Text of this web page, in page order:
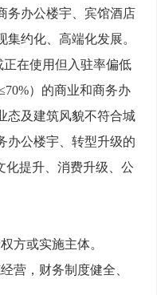
务办公楼宇 、宾馆酒店
集约化、高端化发展。
正在使用但入驻率偏低
70%）的商业和商务办
态及建筑风貌不符合城
办公楼宇
转型升级的
化提升、消费升级、公
方或实施主体。
营，财务制度健全、